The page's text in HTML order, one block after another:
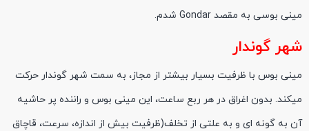
مینی بوسی به مقصد Gondar شدم.
شهر گوندار
مینی بوس با ظرفیت بسیار بیشتر از مجاز، به سمت شهر گوندار حرکت
میکند. بدون اغراق در هر ربع ساعت، این مینی بوس و راننده پر حاشیه
آن به گونه ای و به علتی از تخلف(ظرفیت بیش از اندازه، سرعت، قاچاق